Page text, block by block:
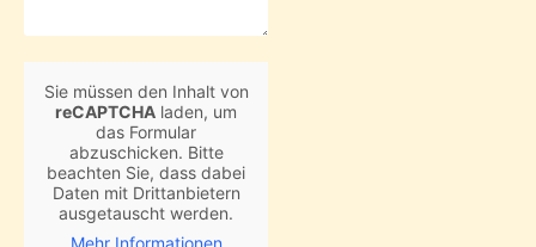
Sie müssen den Inhalt von
reCAPTCHA laden, um
das Formular
abzuschicken. Bitte
beachten Sie, dass dabei
Daten mit Drittanbietern
ausgetauscht werden.
Mehr Informationen